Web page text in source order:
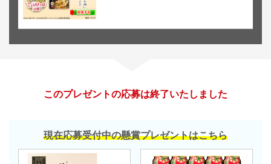
このプレゼントの応募は終了いたしました
現在応募受付中の懸賞プレゼントはこちら